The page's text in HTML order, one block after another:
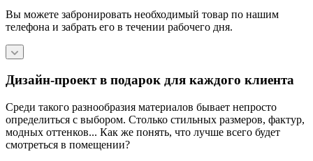
Вы можете забронировать необходимый товар по нашим
телефона и забрать его в течении рабочего дня.
Дизайн-проект в подарок для каждого клиента
Среди такого разнообразия материалов бывает непросто
определиться с выбором. Столько стильных размеров, фактур,
модных оттенков... Как же понять, что лучше всего будет
смотреться в помещении?